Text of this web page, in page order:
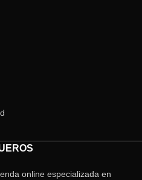
online especializada en